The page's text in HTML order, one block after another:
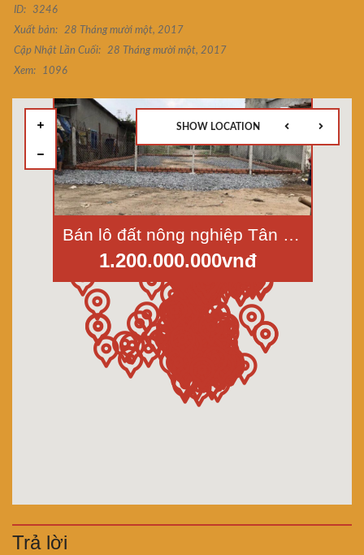
ID:
3246
Xuất bản:
28 Tháng mười một, 2017
Cập Nhật Lần Cuối:
28 Tháng mười một, 2017
Xem:
1096
Bán lô đất nông nghiệp Tân Tạo A-Bình Tân dt 122m2 giá 1,2 tỷ
1.200.000.000vnđ
SHOW LOCATION
Trả lời